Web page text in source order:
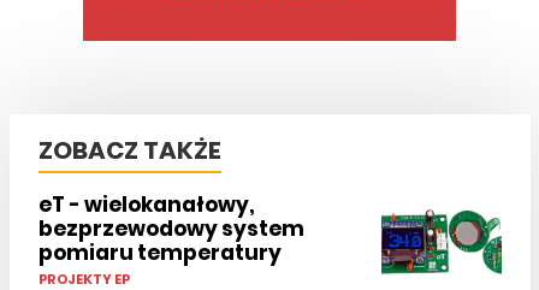
ZOBACZ TAKŻE
eT - wielokanałowy,
bezprzewodowy system
pomiaru temperatury
PROJEKTY EP